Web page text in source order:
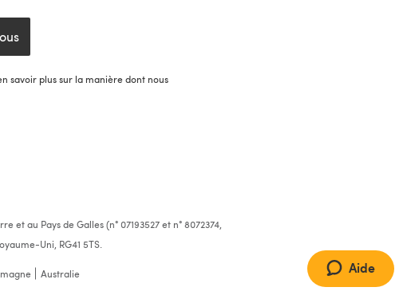
savoir plus sur la manière dont nous
au Pays de Galles (n° 07193527 et n° 8072374,
Uni, RG41 5TS.
Australie Aide